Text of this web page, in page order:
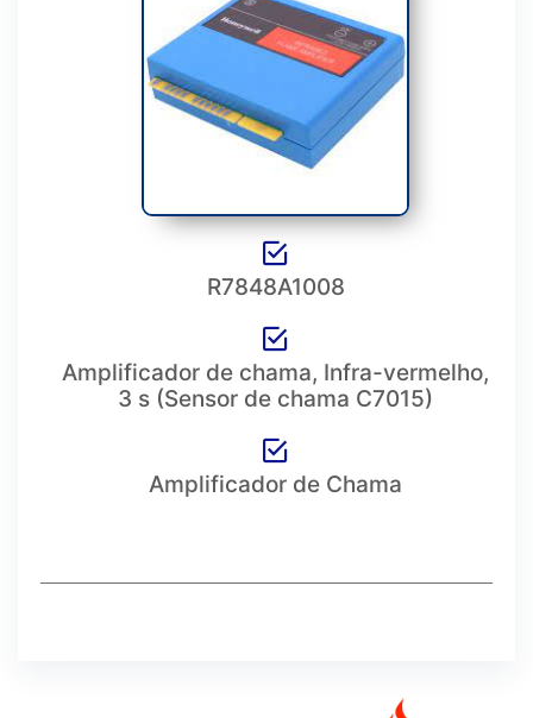
R7848A1008
Amplificador de chama, Infra-vermelho,
3 s (Sensor de chama C7015)
Amplificador de Chama